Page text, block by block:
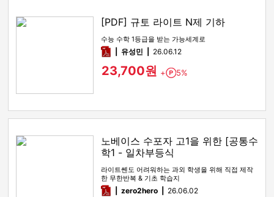
[PDF] 규토 라이트 N제 기하
수능 수학 1등급을 받는 가능세계로
pdf유성민 26.06.12
23,700원 + Point
5%
노베이스 수포자 고1을 위한 [공통수
학1 - 일차부등식
라이트쎈도 어려워하는 과외 학생을 위해 직접 제작
한 무한반복 & 기초 학습지
pdfzero2hero 26.06.02